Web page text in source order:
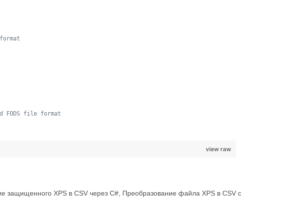
FODS file format
view raw
защищенного XPS в CSV через C#, Преобразование файла XPS в CSV с